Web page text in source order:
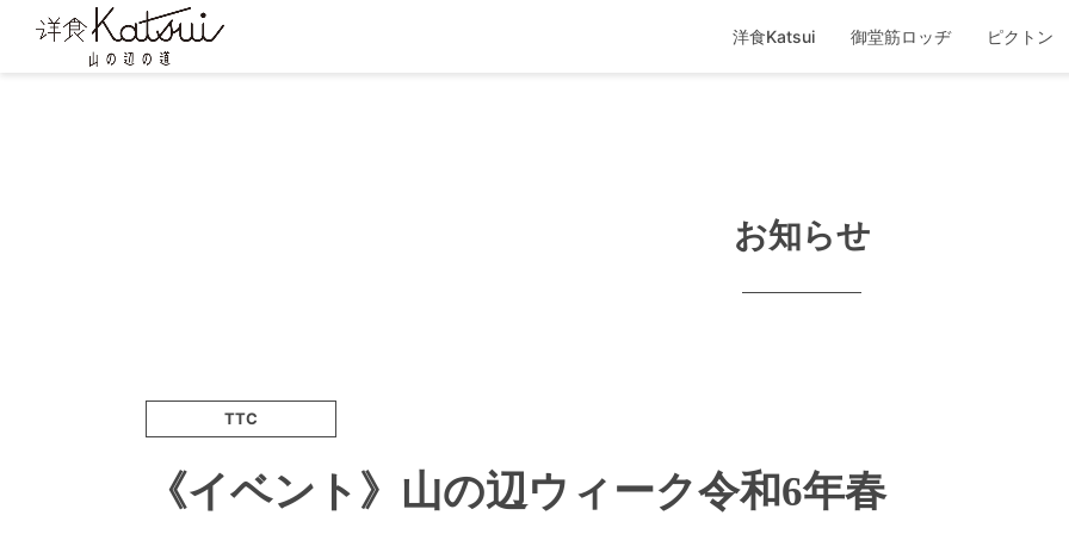
洋食Katsui 御堂筋ロッヂ ピクトン
お知らせ
TTC
《イベント》山の辺ウィーク令和6年春